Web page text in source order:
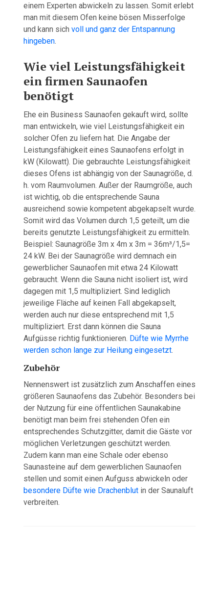
einem Experten abwickeln zu lassen. Somit erlebt
man mit diesem Ofen keine bösen Misserfolge
und kann sich voll und ganz der Entspannung
hingeben.
Wie viel Leistungsfähigkeit
ein firmen Saunaofen
benötigt
Ehe ein Business Saunaofen gekauft wird, sollte
man entwickeln, wie viel Leistungsfähigkeit ein
solcher Ofen zu liefern hat. Die Angabe der
Leistungsfähigkeit eines Saunaofens erfolgt in
kW (Kilowatt). Die gebrauchte Leistungsfähigkeit
dieses Ofens ist abhängig von der Saunagröße, d.
h. vom Raumvolumen. Außer der Raumgröße, auch
ist wichtig, ob die entsprechende Sauna
ausreichend sowie kompetent abgekapselt wurde.
Somit wird das Volumen durch 1,5 geteilt, um die
bereits genutzte Leistungsfähigkeit zu ermitteln.
Beispiel: Saunagröße 3m x 4m x 3m = 36m³/1,5=
24 kW. Bei der Saunagröße wird demnach ein
gewerblicher Saunaofen mit etwa 24 Kilowatt
gebraucht. Wenn die Sauna nicht isoliert ist, wird
dagegen mit 1,5 multipliziert. Sind lediglich
jeweilige Fläche auf keinen Fall abgekapselt,
werden auch nur diese entsprechend mit 1,5
multipliziert. Erst dann können die Sauna
Aufgüsse richtig funktionieren. Düfte wie Myrrhe
werden schon lange zur Heilung eingesetzt.
Zubehör
Nennenswert ist zusätzlich zum Anschaffen eines
größeren Saunaofens das Zubehör. Besonders bei
der Nutzung für eine öffentlichen Saunakabine
benötigt man beim frei stehenden Ofen ein
entsprechendes Schutzgitter, damit die Gäste vor
möglichen Verletzungen geschützt werden.
Zudem kann man eine Schale oder ebenso
Saunasteine auf dem gewerblichen Saunaofen
stellen und somit einen Aufguss abwickeln oder
besondere Düfte wie Drachenblut in der Saunaluft
verbreiten.